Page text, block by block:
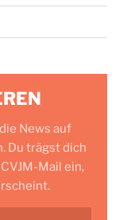
News auf
Du trägst dich
Mail ein,